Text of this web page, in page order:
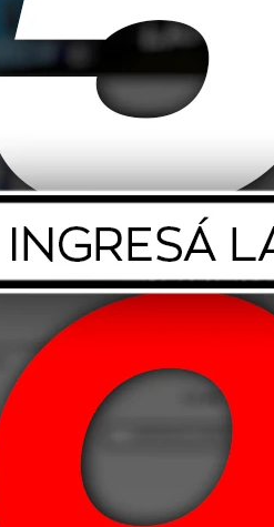
Mobil Liquido De Freno